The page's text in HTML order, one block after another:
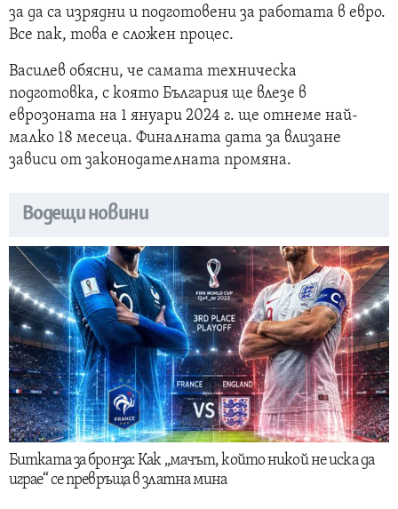
за да са изрядни и подготовени за работата в евро.
Все пак, това е сложен процес.
Василев обясни, че самата техническа
подготовка, с която България ще влезе в
еврозоната на 1 януари 2024 г. ще отнеме най-
малко 18 месеца. Финалната дата за влизане
зависи от законодателната промяна.
Водещи новини
Битката за бронза: Как „мачът, който никой не иска да
играе“ се превръща в златна мина